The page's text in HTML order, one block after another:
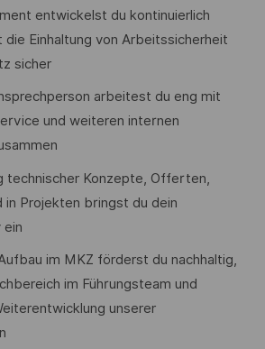
entwickelst du kontinuierlich
Einhaltung von Arbeitssicherheit
sicher
arbeitest du eng mit
und weiteren internen
technischer Konzepte, Offerten,
in Projekten bringst du dein
ein
im MKZ förderst du nachhaltig,
im Führungsteam und
unserer